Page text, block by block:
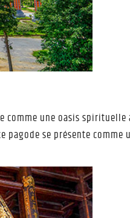
comme une oasis
se présente comme